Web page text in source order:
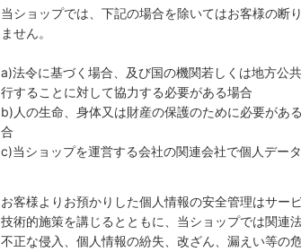
当ショップでは、下記の場合を除いてはお客様の断
ません。
a)法令に基づく場合、及び国の機関若しくは地方公
行することに対して協力する必要がある場合
b)人の生命、身体又は財産の保護のために必要があ
合
c)当ショップを運営する会社の関連会社で個人デー
お客様よりお預かりした個人情報の安全管理はサー
技術的施策を講じるとともに、当ショップでは関連
不正な侵入、個人情報の紛失、改ざん、漏えい等の